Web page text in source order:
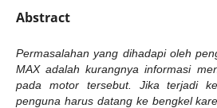
Abstract
Permasalahan yang dihadapi oleh
MAX adalah kurangnya informasi
pada motor tersebut. Jika terjadi
penguna harus datang ke bengkel